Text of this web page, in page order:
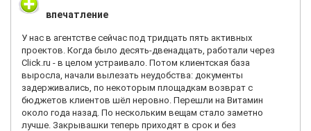
впечатление
У нас в агентстве сейчас под тридцать пять активных
проектов. Когда было десять-двенадцать, работали через
Click.ru - в целом устраивало. Потом клиентская база
выросла, начали вылезать неудобства: документы
задерживались, по некоторым площадкам возврат с
бюджетов клиентов шёл неровно. Перешли на Витамин
около года назад. По нескольким вещам стало заметно
лучше. Закрывашки теперь приходят в срок и без